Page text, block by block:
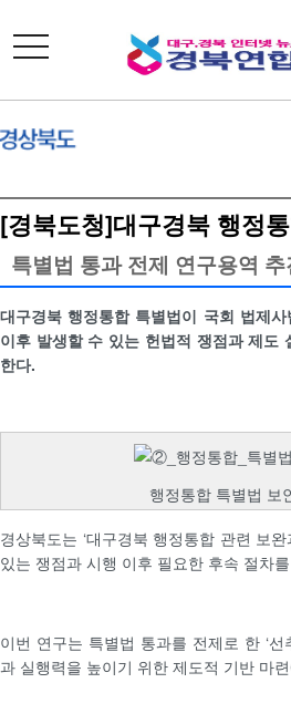
toggle
navigation
[경북도청]대구경북 행정
특별법 통과 전제 연구용역
대구경북 행정통합 특별법이 국회 법제
이후 발생할 수 있는 헌법적 쟁점과 제도
한다.
행정통합 특별법 보
경상북도는 ‘대구경북 행정통합 관련 보
있는 쟁점과 시행 이후 필요한 후속 절차
이번 연구는 특별법 통과를 전제로 한 ‘
과 실행력을 높이기 위한 제도적 기반 마